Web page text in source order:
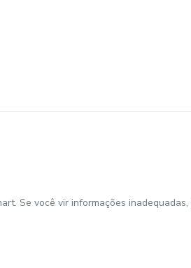
Se você vir informações inadequadas,